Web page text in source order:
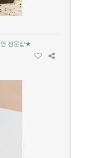
영 전문샵★